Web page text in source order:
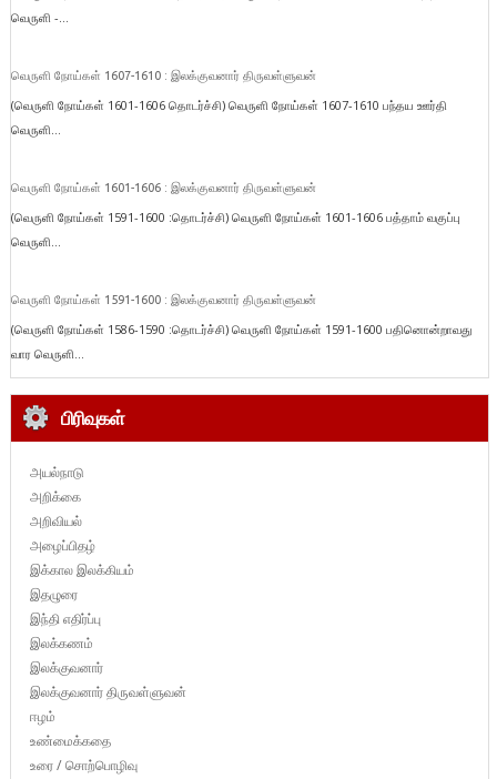
வெருளி -...
வெருளி நோய்கள் 1607-1610 : இலக்குவனார் திருவள்ளுவன்
(வெருளி நோய்கள் 1601-1606 தொடர்ச்சி) வெருளி நோய்கள் 1607-1610 பந்தய ஊர்தி
வெருளி...
வெருளி நோய்கள் 1601-1606 : இலக்குவனார் திருவள்ளுவன்
(வெருளி நோய்கள் 1591-1600 :தொடர்ச்சி) வெருளி நோய்கள் 1601-1606 பத்தாம் வகுப்பு
வெருளி...
வெருளி நோய்கள் 1591-1600 : இலக்குவனார் திருவள்ளுவன்
(வெருளி நோய்கள் 1586-1590 :தொடர்ச்சி) வெருளி நோய்கள் 1591-1600 பதினொன்றாவது
வார வெருளி...
பிரிவுகள்
அயல்நாடு
அறிக்கை
அறிவியல்
அழைப்பிதழ்
இக்கால இலக்கியம்
இதழுரை
இந்தி எதிர்ப்பு
இலக்கணம்
இலக்குவனார்
இலக்குவனார் திருவள்ளுவன்
ஈழம்
உண்மைக்கதை
உரை / சொற்பொழிவு